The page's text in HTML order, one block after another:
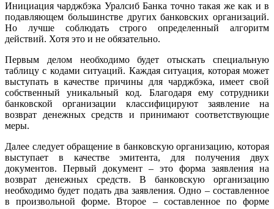
Инициация чарджбэка Уралсиб Банка точно такая же как и в
подавляющем большинстве других банковских организаций.
Но лучше соблюдать строго определенный алгоритм
действий. Хотя это и не обязательно.
Первым делом необходимо будет отыскать специальную
таблицу с кодами ситуаций. Каждая ситуация, которая может
выступать в качестве причины для чарджбэка, имеет свой
собственный уникальный код. Благодаря ему сотрудники
банковской организации классифицируют заявление на
возврат денежных средств и принимают соответствующие
меры.
Далее следует обращение в банковскую организацию, которая
выступает в качестве эмитента, для получения двух
документов. Первый документ – это форма заявления на
возврат денежных средств. В банковскую организацию
необходимо будет подать два заявления. Одно – составленное
в произвольной форме. Второе – составленное по форме